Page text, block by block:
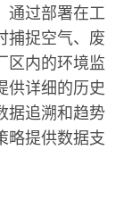
通过部署在工
捕捉空气、废
区内的环境监
供详细的历史
据追溯和趋势
略提供数据支